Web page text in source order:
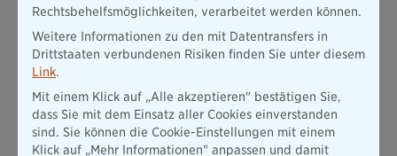
Gegenstands beeinträchtigen, gilt dieser Ausschluss nicht!
Spielen Sie also mit offenen Karten, wenn an Ihrem
ungewollten Weihnachtsgeschenk auch noch etwas kaputt
sein sollte.
Herstellern aus dem Netzfür Ihren eigenen Verkauf! Die sind
nämlich urheberrechtlich geschützt, was Sie unter Umständen
teuer zu stehen kommen kann. Ebenso wie wenn Ihr
Rechtsbehelfsmöglichkeiten, verarbeitet werden können.
Weitere Informationen zu den mit Datentransfers in
Drittstaaten verbundenen Risiken finden Sie unter diesem
Link.
Mit einem Klick auf „Alle akzeptieren" bestätigen Sie,
dass Sie mit dem Einsatz aller Cookies einverstanden
sind. Sie können die Cookie-Einstellungen mit einem
Klick auf „Mehr Informationen" anpassen und damit